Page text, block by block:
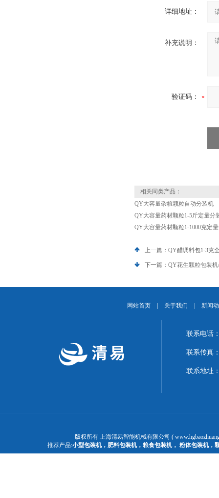
详细地址：
补充说明：
验证码：
相关同类产品：
QY大容量杂粮颗粒自动分装机
QY大容量药材颗粒1-5斤定量分
QY大容量药材颗粒1-1000克定
上一篇： QY醋调料包1-3克
下一篇： QY花生颗粒包装
网站首页 关于我们 新闻
联系电话
联系传真
联系地址
版权所有 上海清易智能机械有限公司 (
推荐产品:小型包装机， 肥料包装机， 粮食包装机， 粉体包装机，